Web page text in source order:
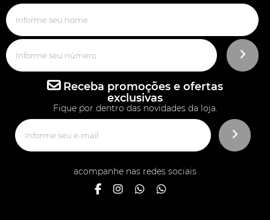
Receba promoções e ofertas
exclusivas
Fique por dentro das novidades da loja.
acompanhe nas redes sociais